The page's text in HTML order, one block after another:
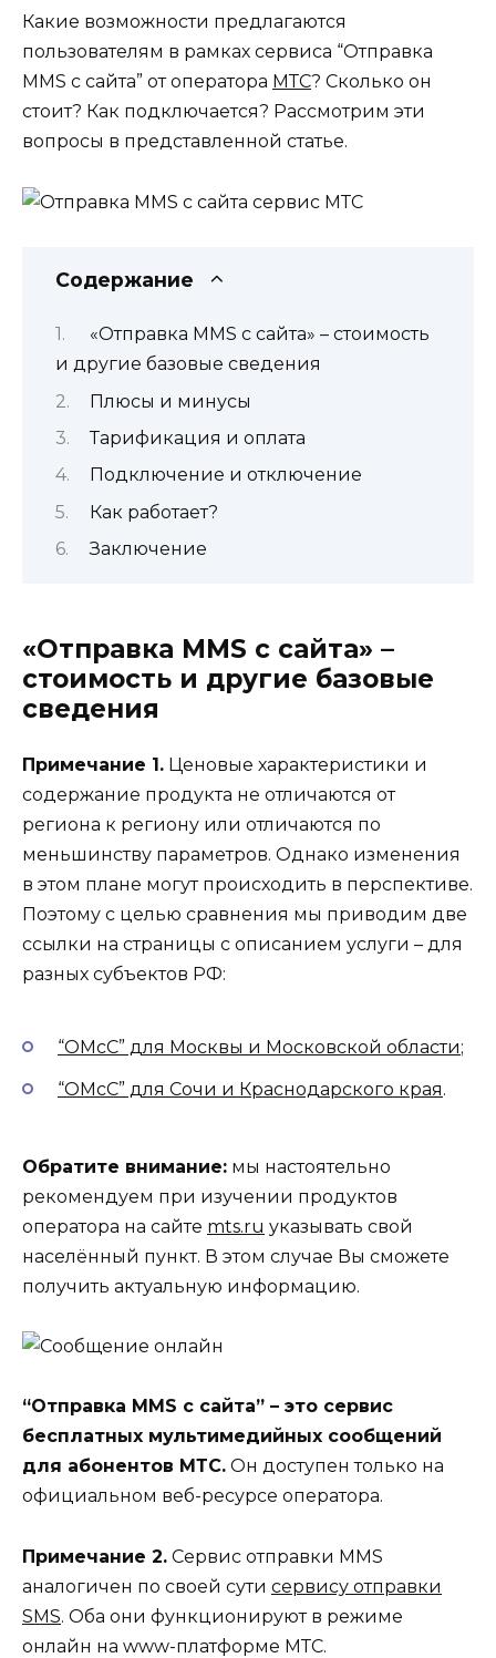
Какие возможности предлагаются
пользователям в рамках сервиса “Отправка
MMS с сайта” от оператора МТС? Сколько он
стоит? Как подключается? Рассмотрим эти
вопросы в представленной статье.
Содержание
«Отправка MMS с сайта» – стоимость
и другие базовые сведения
Плюсы и минусы
Тарификация и оплата
Подключение и отключение
Как работает?
Заключение
«Отправка MMS с сайта» –
стоимость и другие базовые
сведения
Примечание 1. Ценовые характеристики и
содержание продукта не отличаются от
региона к региону или отличаются по
меньшинству параметров. Однако изменения
в этом плане могут происходить в перспективе.
Поэтому с целью сравнения мы приводим две
ссылки на страницы с описанием услуги – для
разных субъектов РФ:
“ОМсС” для Москвы и Московской области;
“ОМсС” для Сочи и Краснодарского края.
Обратите внимание: мы настоятельно
рекомендуем при изучении продуктов
оператора на сайте mts.ru указывать свой
населённый пункт. В этом случае Вы сможете
получить актуальную информацию.
“Отправка MMS с сайта” – это сервис
бесплатных мультимедийных сообщений
для абонентов МТС. Он доступен только на
официальном веб-ресурсе оператора.
Примечание 2. Сервис отправки MMS
аналогичен по своей сути сервису отправки
SMS. Оба они функционируют в режиме
онлайн на www-платформе МТС.